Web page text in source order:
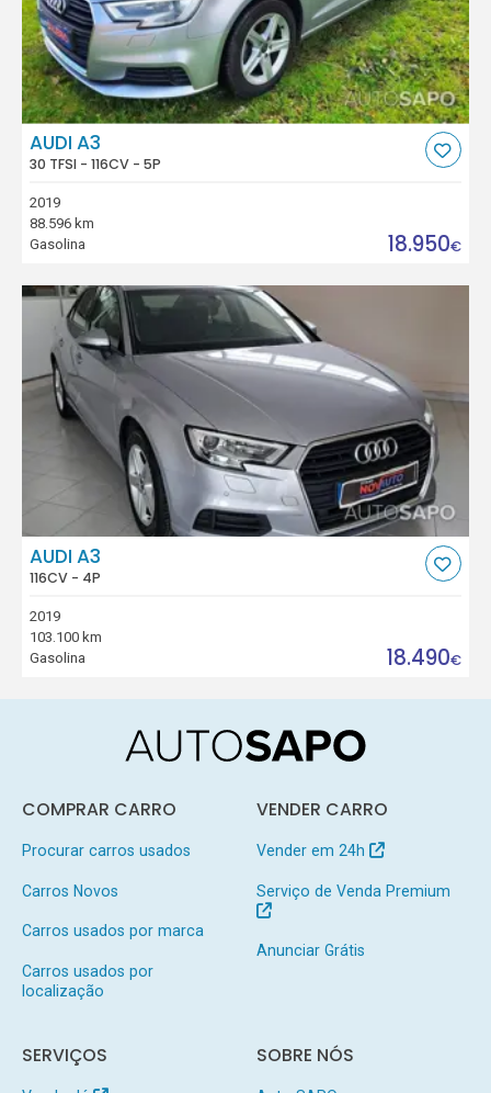
AUDI A3
30 TFSI - 116CV - 5P
2019
88.596 km
Gasolina
18.950€
AUDI A3
116CV - 4P
2019
103.100 km
Gasolina
18.490€
COMPRAR CARRO
Procurar carros usados
Carros Novos
Carros usados por marca
Carros usados por
localização
VENDER CARRO
Vender em 24h
Serviço de Venda Premium
Anunciar Grátis
SERVIÇOS SOBRE NÓS